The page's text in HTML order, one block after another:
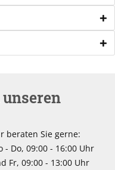
unseren
beraten Sie gerne:
- Do, 09:00 - 16:00 Uhr
Fr, 09:00 - 13:00 Uhr